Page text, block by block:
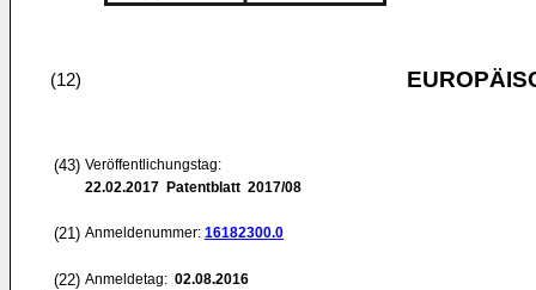
(12)
(43) Veröffentlichungstag:
22.02.2017 Patentblatt 2017/08
(21) Anmeldenummer: 16182300.0
(22) Anmeldetag: 02.08.2016